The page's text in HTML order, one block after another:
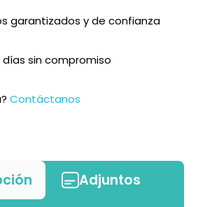
garantizados y de confianza
días sin compromiso
Contáctanos
Adjuntos